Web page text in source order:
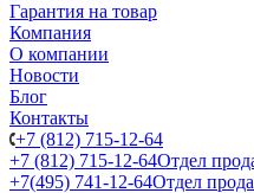
Гарантия на товар
Компания
О компании
Новости
Блог
Контакты
+7 (812) 715-12-64
+7 (812) 715-12-64Отдел
+7(495) 741-12-64Отдел